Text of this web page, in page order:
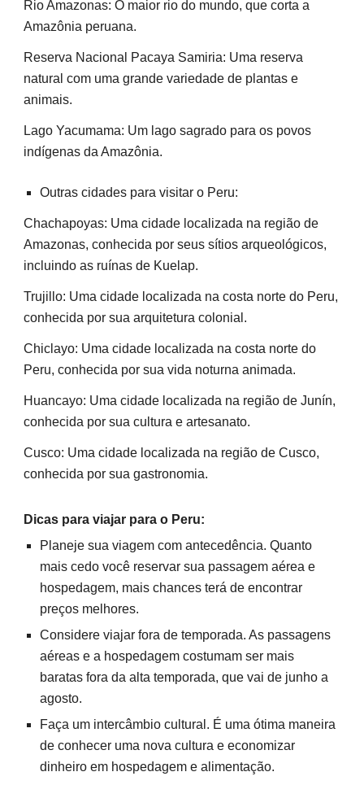
Rio Amazonas: O maior rio do mundo, que corta a
Amazônia peruana.
Reserva Nacional Pacaya Samiria: Uma reserva
natural com uma grande variedade de plantas e
animais.
Lago Yacumama: Um lago sagrado para os povos
indígenas da Amazônia.
Outras cidades para visitar o Peru:
Chachapoyas: Uma cidade localizada na região de
Amazonas, conhecida por seus sítios arqueológicos,
incluindo as ruínas de Kuelap.
Trujillo: Uma cidade localizada na costa norte do Peru,
conhecida por sua arquitetura colonial.
Chiclayo: Uma cidade localizada na costa norte do
Peru, conhecida por sua vida noturna animada.
Huancayo: Uma cidade localizada na região de Junín,
conhecida por sua cultura e artesanato.
Cusco: Uma cidade localizada na região de Cusco,
conhecida por sua gastronomia.
Dicas para viajar para o Peru:
Planeje sua viagem com antecedência. Quanto
mais cedo você reservar sua passagem aérea e
hospedagem, mais chances terá de encontrar
preços melhores.
Considere viajar fora de temporada. As passagens
aéreas e a hospedagem costumam ser mais
baratas fora da alta temporada, que vai de junho a
agosto.
Faça um intercâmbio cultural. É uma ótima maneira
de conhecer uma nova cultura e economizar
dinheiro em hospedagem e alimentação.